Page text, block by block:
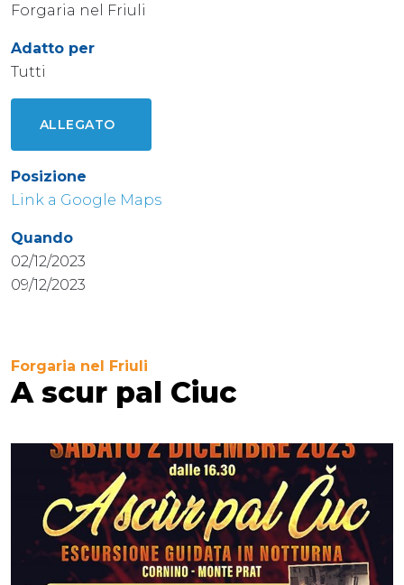
Forgaria nel Friuli
Adatto per
Tutti
ALLEGATO
Posizione
Link a Google Maps
Quando
02/12/2023
09/12/2023
Forgaria nel Friuli
A scur pal Ciuc